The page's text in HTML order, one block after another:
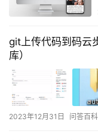
git上传代码到码云
库）
2023年12月31日 问答百科